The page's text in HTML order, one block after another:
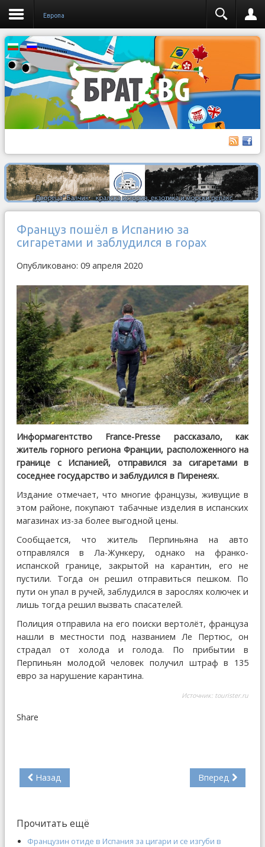
Европа
Француз пошёл в Испанию за
сигаретами и заблудился в горах
Опубликовано: 09 апреля 2020
Информагентство France-Presse рассказало, как
житель горного региона Франции, расположенного на
границе с Испанией, отправился за сигаретами в
соседнее государство и заблудился в Пиренеях.
Издание отмечает, что многие французы, живущие в
этом районе, покупают табачные изделия в испанских
магазинах из-за более выгодной цены.
Сообщается, что житель Перпиньяна на авто
отправлялся в Ла-Жункеру, однако на франко-
испанской границе, закрытой на карантин, его не
пустили. Тогда он решил отправиться пешком. По
пути он упал в ручей, заблудился в зарослях колючек и
лишь тогда решил вызвать спасателей.
Полиция отправила на его поиски вертолёт, француза
нашли в местности под названием Ле Пертюс, он
страдал от холода и голода. По прибытии в
Перпиньян молодой человек получил штраф в 135
евро за нарушение карантина.
Источник: tourister.ru
Share
Назад Вперед
Прочитать ещё
Французин отиде в Испания за цигари и се изгуби в